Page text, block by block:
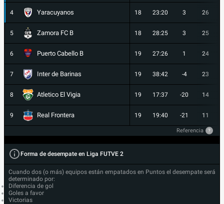
4 Yaracuyanos 18 23:20 3 26
5 Zamora FC B 18 28:25 3 25
6 Puerto Cabello B 19 27:26 1 24
7 Inter de Barinas 19 38:42 -4 23
8 Atletico El Vigia 19 17:37 -20 14
9 Real Frontera 19 19:40 -21 11
Referencia ?
Forma de desempate en Liga FUTVE 2
Cuando dos (o más) equipos están empatados en Puntos el desempate será
determinado por:
Diferencia de gol
Goles a favor
Victorias